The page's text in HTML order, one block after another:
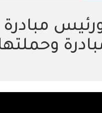
مبادرة